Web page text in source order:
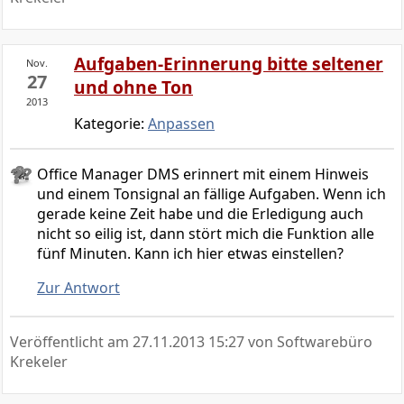
Nov.
27
2013
Aufgaben-Erinnerung bitte seltener
und ohne Ton
Kategorie: Anpassen
Office Manager DMS erinnert mit einem Hinweis
und einem Tonsignal an fällige Aufgaben. Wenn ich
gerade keine Zeit habe und die Erledigung auch
nicht so eilig ist, dann stört mich die Funktion alle
fünf Minuten. Kann ich hier etwas einstellen?
Zur Antwort
Veröffentlicht am 27.11.2013 15:27von Softwarebüro
Krekeler